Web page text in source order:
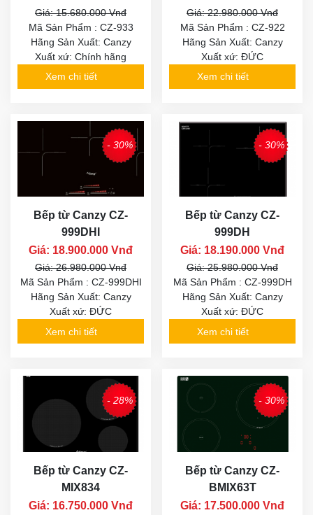
Giá: 15.680.000 Vnđ
Mã Sản Phẩm : CZ-933
Hãng Sản Xuất: Canzy
Xuất xứ: Chính hãng
Xem chi tiết
Giá: 22.980.000 Vnđ
Mã Sản Phẩm : CZ-922
Hãng Sản Xuất: Canzy
Xuất xứ: ĐỨC
Xem chi tiết
- 30%
Bếp từ Canzy CZ-
999DHI
Giá: 18.900.000 Vnđ
Giá: 26.980.000 Vnđ
Mã Sản Phẩm : CZ-999DHI
Hãng Sản Xuất: Canzy
Xuất xứ: ĐỨC
Xem chi tiết
- 30%
Bếp từ Canzy CZ-
999DH
Giá: 18.190.000 Vnđ
Giá: 25.980.000 Vnđ
Mã Sản Phẩm : CZ-999DH
Hãng Sản Xuất: Canzy
Xuất xứ: ĐỨC
Xem chi tiết
- 28%
Bếp từ Canzy CZ-
MIX834
Giá: 16.750.000 Vnđ
- 30%
Bếp từ Canzy CZ-
BMIX63T
Giá: 17.500.000 Vnđ